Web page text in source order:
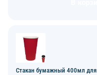
Стакан бумажный 400мл для